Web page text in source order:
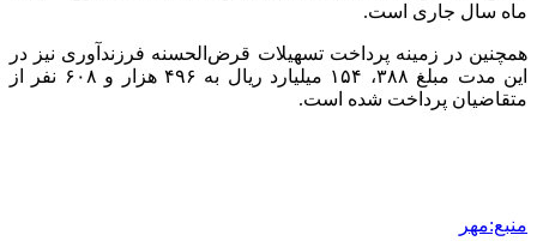
مراسم تشییع شهید محمدجواد عفری در سوسنگرد
برگزار می‌شود
2 هفته پیش